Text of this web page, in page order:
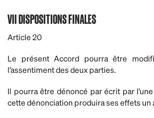
VII DISPOSITIONS FINALES
Article 20
Le présent Accord pourra être
l’assentiment des deux parties.
Il pourra être dénoncé par écrit par
cette dénonciation produira ses effets un